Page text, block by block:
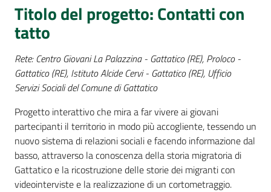
Percorsi
sulla
memoria
Seguici
su
Titolo del progetto: Contatti con
tatto
Rete: Centro Giovani La Palazzina - Gattatico (RE), Proloco -
Gattatico (RE), Istituto Alcide Cervi - Gattatico (RE), Ufficio
Servizi Sociali del Comune di Gattatico
Progetto interattivo che mira a far vivere ai giovani
partecipanti il territorio in modo più accogliente, tessendo un
nuovo sistema di relazioni sociali e facendo informazione dal
basso, attraverso la conoscenza della storia migratoria di
Gattatico e la ricostruzione delle storie dei migranti con
videointerviste e la realizzazione di un cortometraggio.